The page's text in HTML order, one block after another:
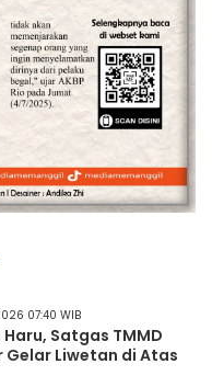
07:40 WIB
Satgas TMMD
Gelar Liwetan di Atas